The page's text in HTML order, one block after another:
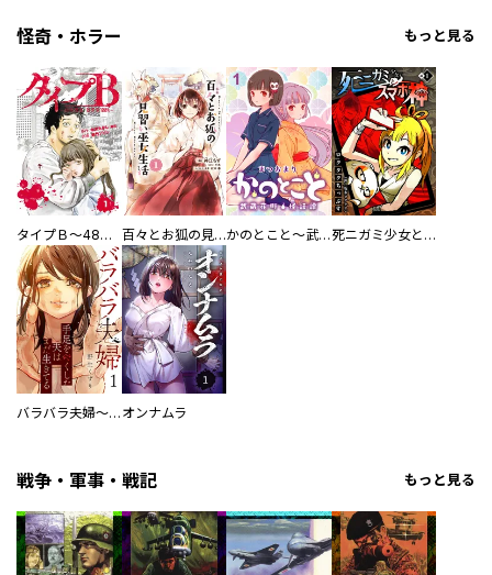
怪奇・ホラー もっと見る
タイプＢ～48時間後、致死率100％～【単話】 百々とお狐の見習い巫女生活【単行本版】 かのとこと～武蔵花町怪話譚～ 【連載版】 死ニガミ少女とスマホ神
バラバラ夫婦～手足をなくした夫はまだ生きてる オンナムラ
戦争・軍事・戦記 もっと見る